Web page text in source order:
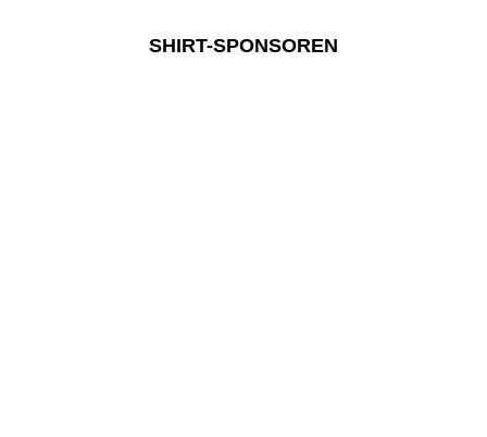
SHIRT-SPONSOREN